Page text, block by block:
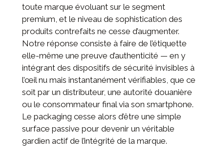
toute marque évoluant sur le segment
premium, et le niveau de sophistication des
produits contrefaits ne cesse d’augmenter.
Notre réponse consiste à faire de l’étiquette
elle-même une preuve d’authenticité — en y
intégrant des dispositifs de sécurité invisibles à
l’œil nu mais instantanément vérifiables, que ce
soit par un distributeur, une autorité douanière
ou le consommateur final via son smartphone.
Le packaging cesse alors d’être une simple
surface passive pour devenir un véritable
gardien actif de l’intégrité de la marque.